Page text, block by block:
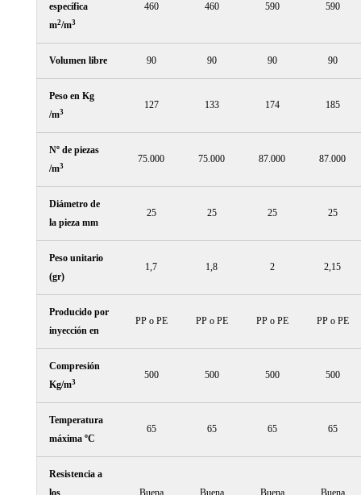
específica
m2/m3
460 460 590 590
Volumen libre 90 90 90 90
Peso en Kg
/m3
127 133 174 185
Nº de piezas
/m3
75.000 75.000 87.000 87.000
Diámetro de
la pieza mm
25 25 25 25
Peso unitario
(gr)
1,7 1,8 2 2,15
Producido por
inyección en
PP o PE PP o PE PP o PE PP o PE
Compresión
Kg/m3
500 500 500 500
Temperatura
máxima ºC
65 65 65 65
Resistencia a
los
Buena Buena Buena Buena